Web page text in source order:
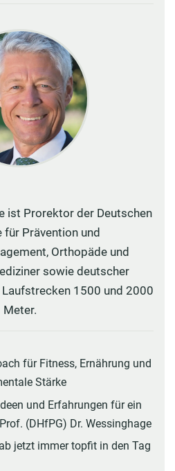
ist Prorektor der Deutschen
für Prävention und
Orthopäde und
sowie deutscher
1500 und 2000
Meter.
für Fitness, Ernährung und
Stärke
und Erfahrungen für ein
(DHfPG) Dr. Wessinghage
jetzt immer topfit in den Tag